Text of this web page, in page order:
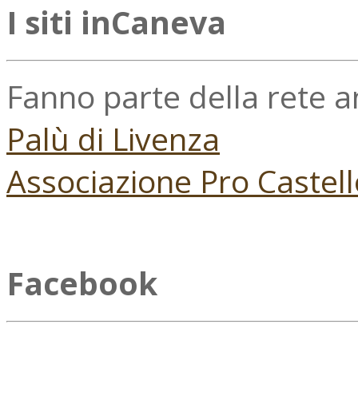
I siti inCaneva
Fanno parte della rete
Palù di Livenza
Associazione Pro
Facebook